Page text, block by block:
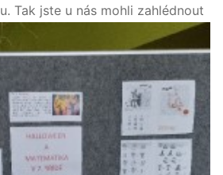
u. Tak jste u nás mohli zahlédnout